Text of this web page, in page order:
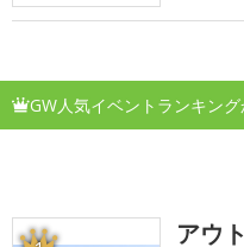
GW人気イベントランキング
アウ